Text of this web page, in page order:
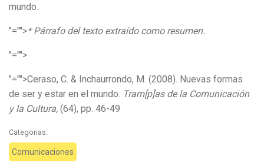
mundo.
"="">* Párrafo del texto extraído como resumen.
"="">
"="">Ceraso, C. & Inchaurrondo, M. (2008). Nuevas formas
de ser y estar en el mundo. Tram[p]as de la Comunicación
y la Cultura, (64), pp. 46-49
Categorias:
Comunicaciones